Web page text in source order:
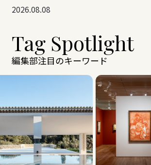
2026.08.08
Tag Spotlight
編集部注目のキーワード